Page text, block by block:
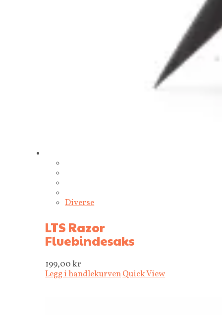
Diverse
LTS Razor
Fluebindesaks
199,00kr
Legg i handlekurvenQuick View